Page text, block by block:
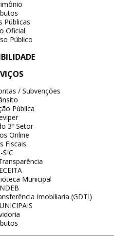
Públicas
Oficial
Público
/ Subvenções
Pública
3º Setor
Online
Fiscais
SIC
Municipal
Imobiliaria (GDTI)